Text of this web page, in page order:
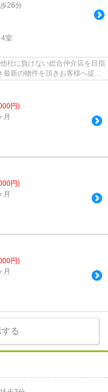
26分
4室
社に負けない総合仲介店を目指
最新の物件を頂きお客様へ提供
円)
月
円)
月
円)
月
る